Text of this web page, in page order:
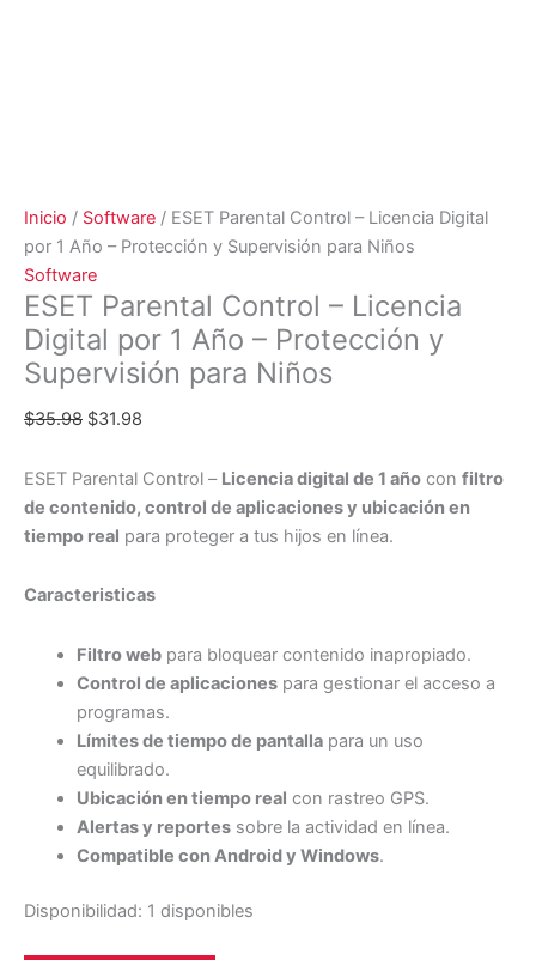
Inicio / Software / ESET Parental Control – Licencia Digital
por 1 Año – Protección y Supervisión para Niños
Software
ESET Parental Control – Licencia
Digital por 1 Año – Protección y
Supervisión para Niños
$35.98 $31.98
ESET Parental Control – Licencia digital de 1 año con filtro
de contenido, control de aplicaciones y ubicación en
tiempo real para proteger a tus hijos en línea.
Caracteristicas
Filtro webpara bloquear contenido inapropiado.
Control de aplicacionespara gestionar el acceso a
programas.
Límites de tiempo de pantallapara un uso
equilibrado.
Ubicación en tiempo real con rastreo GPS.
Alertas y reportessobre la actividad en línea.
Compatible con Android y Windows.
Disponibilidad: 1 disponibles